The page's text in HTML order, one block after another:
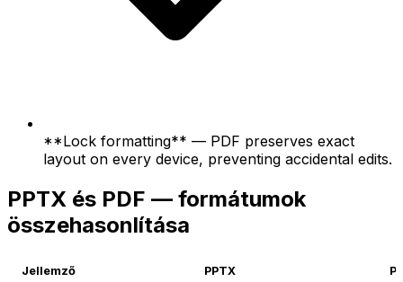
**Lock formatting** — PDF preserves exact
layout on every device, preventing accidental edits.
PPTX és PDF — formátumok
összehasonlítása
Jellemző PPTX